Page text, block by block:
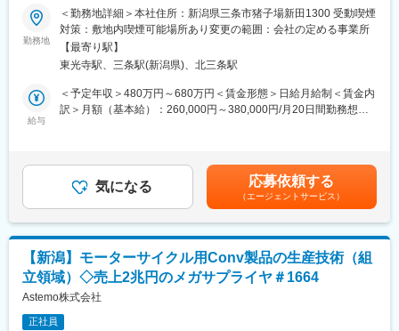
■配属部署：
メンテナンス部門には3名が在籍しており内4名（40代～60代：男
性）がサービスエンジニアで活躍しております。
【安定的に売り上げ基盤安定】
柿の種・ハッピーターンを販売する亀田製菓様をはじめ、栗山米
元々同社は米菓の製造会社でしたが、先代の方機械系のバックグ
ラウンドを持っていた背景から、自社で使用するための製造装置
を作ったのが始まり。
上記の背景から、米菓で用いる各工程に使用する装置を持ってい
るのが当社の強みです。
競合他社では、各工程の一部しか提供していないケースが多く、
トータルコーディネートできる点、及び顧客に併せて既製品のカ
スタマイズをするオーダーメイド品なのが強みです◎
米菓メーカーのシェアは6割～7割ほどと市場のシェアを取れてお
ります◎
1942年創立、80年以上にわたり培ってきた技術とノウハウを強み
に、オーダーメイドの産業機械を国内外の企業へ提供してきまし
た。世界に通用するモノづくりを支える設計エンジニアを採用し
ます。
■職務概要
産業用機械・専用機の機械設計業務を担当していただきます。
・見積作成
※ロールtoロール機能を搭載した機械を中心に、包装機械や搬送装
お客様の要望をもとに、オーダーメイドで製作する専用機の機械
設計を行います。
自社の他部門で製造している「ロータリーダイ（回転式刃物）」
を搭載し、軟材の加工を行う機械を扱うケースが多く、包装機
械・搬送装置などが主な設計対象です。
・お客様から仕様の要望をヒアリング
勤務地
＜勤務地詳細＞本社住所：新潟県三条市猪子場新田1300 受動喫煙
対策：敷地内喫煙可能場所あり変更の範囲：会社の定める事業所
【最寄り駅】
東光寺駅、三条駅(新潟県)、北三条駅
給与
＜予定年収＞480万円～680万円＜賃金形態＞日給月給制＜賃金内
訳＞月額（基本給）：260,000円～380,000円/月20日間勤務想定
あくまでも目安の金額であり、選考を通じて上下する可能性があ
ります。月給(月額)は固定手当を含めた表記です。
気になる 応募依頼する
（エージェントサービス）
【新潟】モーターサイクル用Conv製品の生産技術（組
立領域）◇売上2兆円のメガサプライヤ＃1664
Astemo株式会社
正社員